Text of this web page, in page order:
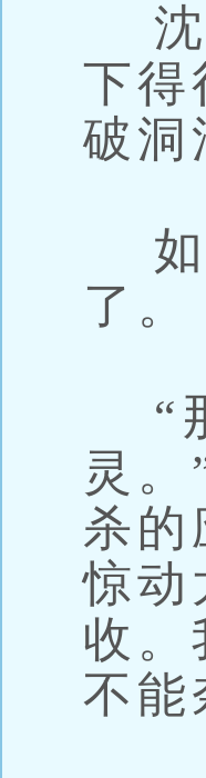
沈
下得
破洞
如
了。
“
灵
杀的
惊动
收。
不能